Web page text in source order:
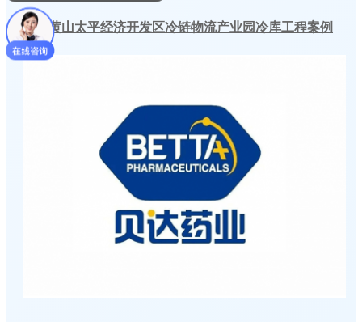
安徽黄山太平经济开发区冷链物流产业园冷库工程案例